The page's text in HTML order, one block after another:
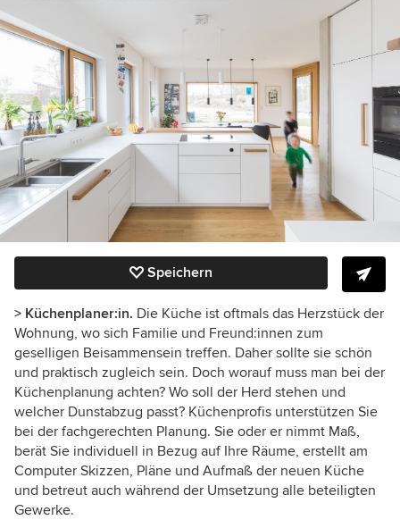
Speichern
> Küchenplaner:in. Die Küche ist oftmals das Herzstück der
Wohnung, wo sich Familie und Freund:innen zum
geselligen Beisammensein treffen. Daher sollte sie schön
und praktisch zugleich sein. Doch worauf muss man bei der
Küchenplanung achten? Wo soll der Herd stehen und
welcher Dunstabzug passt? Küchenprofis unterstützen Sie
bei der fachgerechten Planung. Sie oder er nimmt Maß,
berät Sie individuell in Bezug auf Ihre Räume, erstellt am
Computer Skizzen, Pläne und Aufmaß der neuen Küche
und betreut auch während der Umsetzung alle beteiligten
Gewerke.